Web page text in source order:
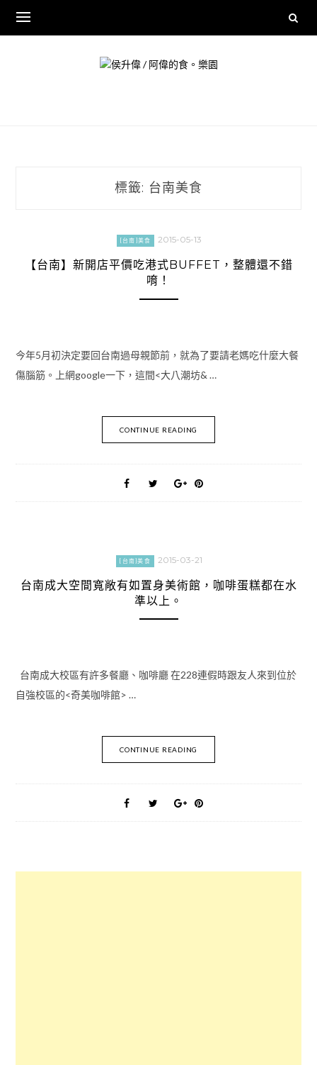
content
標籤: 台南美食
[台南]美食 2015-05-13
【台南】新開店平價吃港式BUFFET，整體還不錯
唷！
今年5月初決定要回台南過母親節前，就為了要請老媽吃什麼大餐
傷腦筋。上網google一下，這間<大八潮坊& …
CONTINUE READING
[台南]美食 2015-03-21
台南成大空間寬敞有如置身美術館，咖啡蛋糕都在水
準以上。
台南成大校區有許多餐廳、咖啡廳 在228連假時跟友人來到位於
自強校區的<奇美咖啡館> …
CONTINUE READING